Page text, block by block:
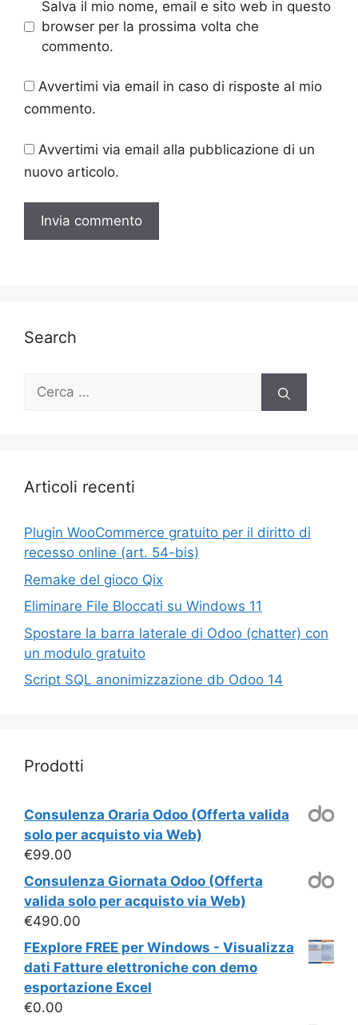
Salva il mio nome, email e sito web in questo
browser per la prossima volta che
commento.
Avvertimi via email in caso di risposte al mio
commento.
Avvertimi via email alla pubblicazione di un
nuovo articolo.
Search
Ricerca
Articoli recenti
Plugin WooCommerce gratuito per il diritto di
recesso online (art. 54-bis)
Remake del gioco Qix
Eliminare File Bloccati su Windows 11
Spostare la barra laterale di Odoo (chatter) con
un modulo gratuito
Script SQL anonimizzazione db Odoo 14
Prodotti
Consulenza Oraria Odoo (Offerta valida
solo per acquisto via Web)
€99.00
Consulenza Giornata Odoo (Offerta
valida solo per acquisto via Web)
€490.00
FExplore FREE per Windows - Visualizza
dati Fatture elettroniche con demo
esportazione Excel
€0.00